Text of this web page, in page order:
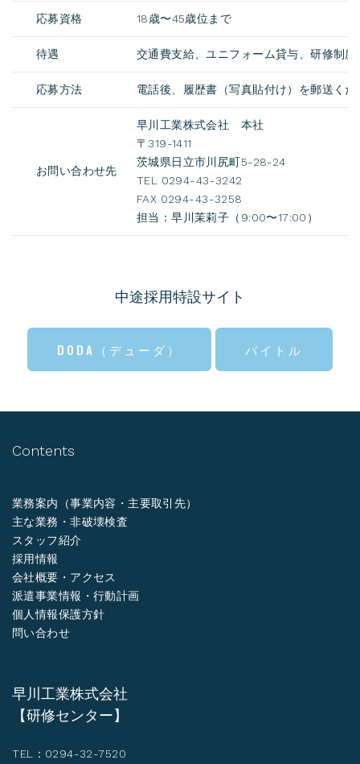
応募資格 18歳〜45歳位まで
待遇 交通費支給、ユニフォーム貸与、研修制
応募方法 電話後、履歴書（写真貼付け）を郵送くだ
お問い合わせ先
早川工業株式会社 本社
〒319-1411
茨城県日立市川尻町5-28-24
TEL 0294-43-3242
FAX 0294-43-3258
担当：早川茉莉子（9:00〜17:00）
中途採用特設サイト
DODA（デューダ） バイトル
Contents
業務案内（事業内容・主要取引先）
主な業務・非破壊検査
スタッフ紹介
採用情報
会社概要・アクセス
派遣事業情報・行動計画
個人情報保護方針
問い合わせ
早川工業株式会社
【研修センター】
TEL：0294-32-7520